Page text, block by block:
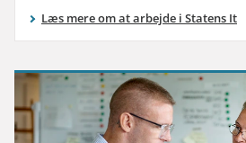
Læs mere om at arbejde i Statens It